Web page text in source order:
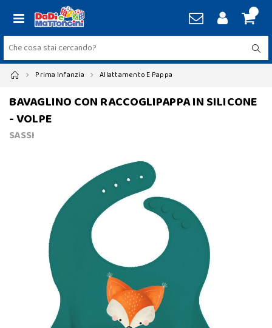
Prima Infanzia Allattamento E Pappa
BAVAGLINO CON RACCOGLIPAPPA IN SILICONE
- VOLPE
SASSI